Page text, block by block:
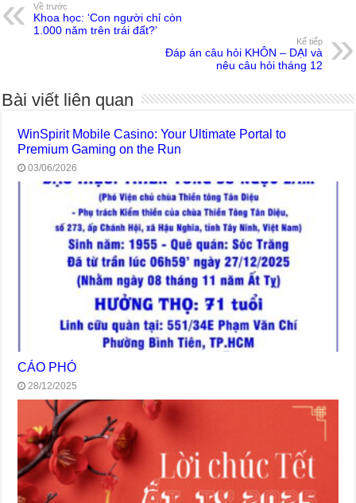
Về trước
Khoa học: ‘Con người chỉ còn
1.000 năm trên trái đất?’
Kế tiếp
Đáp án câu hỏi KHÔN – DẠI và
nêu câu hỏi tháng 12
Bài viết liên quan
WinSpirit Mobile Casino: Your Ultimate Portal to
Premium Gaming on the Run
03/06/2026
CÁO PHÓ
28/12/2025